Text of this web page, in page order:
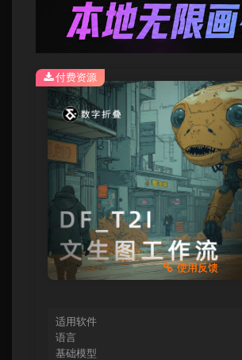
使用反馈
适用软件
语言
基础模型
付费资源